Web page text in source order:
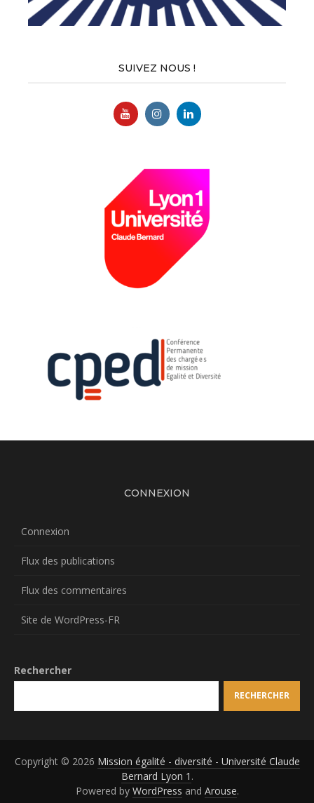
SUIVEZ NOUS !
CONNEXION
Connexion
Flux des publications
Flux des commentaires
Site de WordPress-FR
Rechercher
RECHERCHER
Copyright © 2026 Mission égalité - diversité - Université Claude
Bernard Lyon 1 .
Powered by WordPress and Arouse.